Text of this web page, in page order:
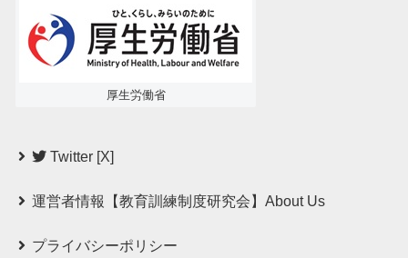
厚生労働省
Twitter [X]
運営者情報【教育訓練制度研究会】About Us
プライバシーポリシー